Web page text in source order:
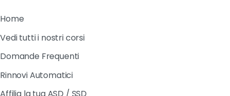
Home
Vedi tutti i nostri corsi
Domande Frequenti
Rinnovi Automatici